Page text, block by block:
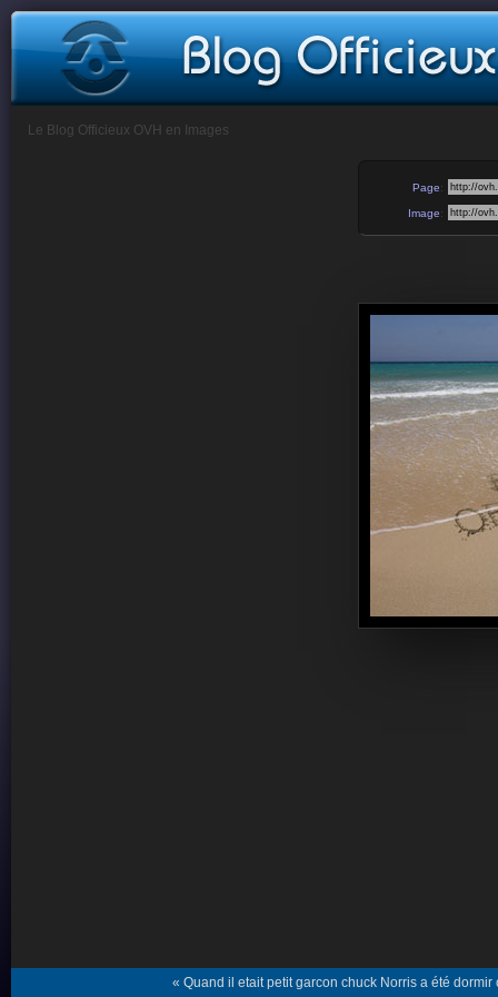
Le Blog Officieux OVH en Images
Page:
Image:
« Quand il etait petit garcon chuck Norris a été